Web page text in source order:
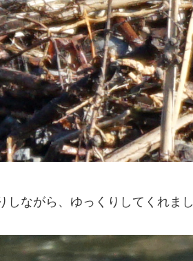
しながら、ゆっくりしてくれまし